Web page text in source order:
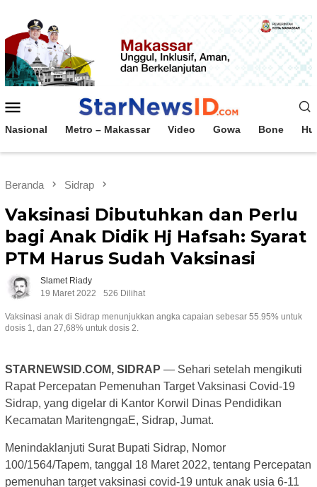
konten
Mobile
Nasional Metro – Makassar Video Gowa Bone
Beranda Sidrap
Vaksinasi Dibutuhkan dan Perlu
bagi Anak Didik Hj Hafsah: Syarat
PTM Harus Sudah Vaksinasi
Slamet Riady
19 Maret 2022
526 Dilihat
Vaksinasi anak di Sidrap menunjukkan angka capaian sebesar 55.95% untuk
dosis 1, dan 27,68% untuk dosis 2.
STARNEWSID.COM, SIDRAP — Sehari setelah mengikuti
Rapat Percepatan Pemenuhan Target Vaksinasi Covid-19
Sidrap, yang digelar di Kantor Korwil Dinas Pendidikan
Kecamatan MaritengngaE, Sidrap, Jumat.
Menindaklanjuti Surat Bupati Sidrap, Nomor
100/1564/Tapem, tanggal 18 Maret 2022, tentang Percepatan
pemenuhan target vaksinasi covid-19 untuk anak usia 6-11